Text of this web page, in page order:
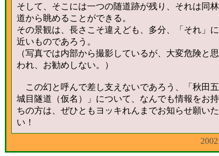
そして、そこには一つの随道跡が残り、それは同林
道から眺めることができる。
その景観は、長さこそ違えども、多分、「それ」に
近いものであろう。
（写真では内部から撮影しているが、大変危険と思
われ、お勧めしない。）
この幻と呼んで差し支えないであろう、「秋田五
城目隧道（仮名）」について、なんでも情報をお持
ちの方は、ぜひともヨッキれんまでお知らせ願いた
い！